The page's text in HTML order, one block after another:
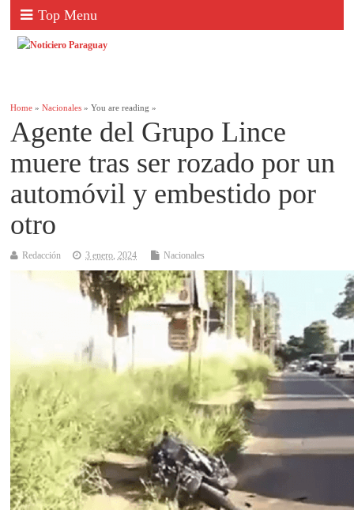
Top Menu
Home »Nacionales » You are reading »
Agente del Grupo Lince
muere tras ser rozado por un
automóvil y embestido por
otro
Redacción 3 enero, 2024 Nacionales